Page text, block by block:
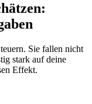
Sie fallen nicht
stark auf deine
Effekt.